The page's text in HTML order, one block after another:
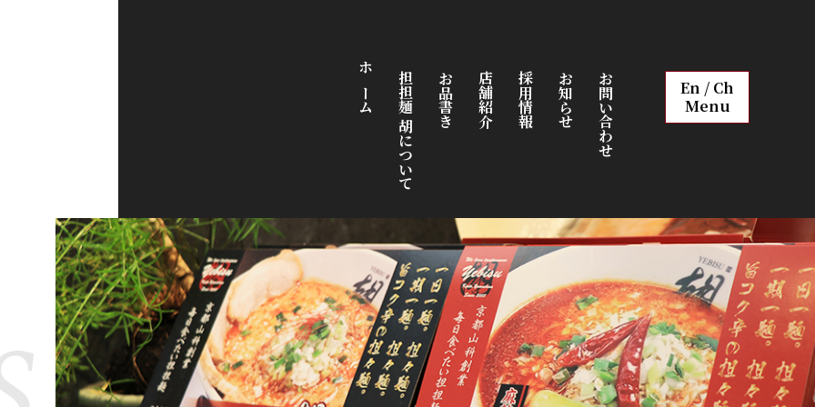
ホーム 担担麺 胡について お品書き 店舗紹介 採用情報 お知らせ お問い合わせ
En / Ch
Menu